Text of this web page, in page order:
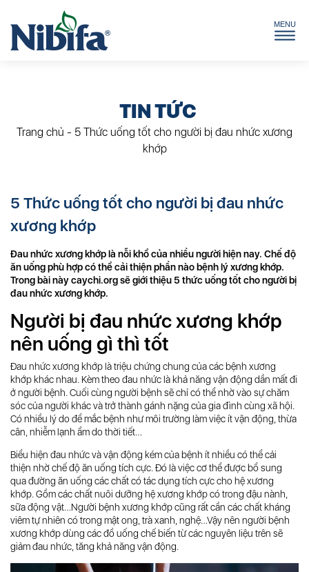
TIN TỨC
Trang chủ - 5 Thức uống tốt cho người bị đau nhức xương
khớp
5 Thức uống tốt cho người bị đau nhức
xương khớp
Đau nhức xương khớp là nỗi khổ của nhiều người hiện nay. Chế độ
ăn uống phù hợp có thể cải thiện phần nào bệnh lý xương khớp.
Trong bài này caychi.org sẽ giới thiệu 5 thức uống tốt cho người bị
đau nhức xương khớp.
Người bị đau nhức xương khớp
nên uống gì thì tốt
Đau nhức xương khớp là triệu chứng chung của các bệnh xương
khớp khác nhau. Kèm theo đau nhức là khả năng vận động dần mất đi
ở người bệnh. Cuối cùng người bệnh sẽ chỉ có thể nhờ vào sự chăm
sóc của người khác và trở thành gánh nặng của gia đình cùng xã hội.
Có nhiều lý do để mắc bệnh như môi trường làm việc ít vận động, thừa
cân, nhiễm lạnh ẩm do thời tiết…
Biểu hiện đau nhức và vận động kém của bệnh ít nhiều có thể cải
thiện nhờ chế độ ăn uống tích cực. Đó là việc cơ thể được bổ sung
qua đường ăn uống các chất có tác dụng tích cực cho hệ xương
khớp. Gồm các chất nuôi dưỡng hệ xương khớp có trong đậu nành,
sữa động vật…Người bệnh xương khớp cũng rất cần các chất kháng
viêm tự nhiên có trong mật ong, trà xanh, nghệ…Vậy nên người bệnh
xương khớp dùng các đồ uống chế biến từ các nguyên liệu trên sẽ
giảm đau nhức, tăng khả năng vận động.